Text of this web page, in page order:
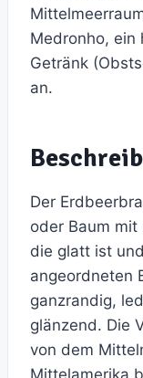
Medronho, ein
Getränk
an.
Der
oder Baum
die glatt ist
angeordneten
ganzrandig,
glänzend. Die
von dem